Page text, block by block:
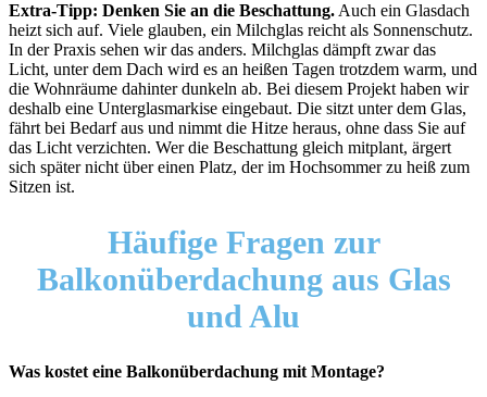
Extra-Tipp: Denken Sie an die Beschattung. Auch ein Glasdach
heizt sich auf. Viele glauben, ein Milchglas reicht als Sonnenschutz.
In der Praxis sehen wir das anders. Milchglas dämpft zwar das
Licht, unter dem Dach wird es an heißen Tagen trotzdem warm, und
die Wohnräume dahinter dunkeln ab. Bei diesem Projekt haben wir
deshalb eine Unterglasmarkise eingebaut. Die sitzt unter dem Glas,
fährt bei Bedarf aus und nimmt die Hitze heraus, ohne dass Sie auf
das Licht verzichten. Wer die Beschattung gleich mitplant, ärgert
sich später nicht über einen Platz, der im Hochsommer zu heiß zum
Sitzen ist.
Häufige Fragen zur
Balkonüberdachung aus Glas
und Alu
Was kostet eine Balkonüberdachung mit Montage?